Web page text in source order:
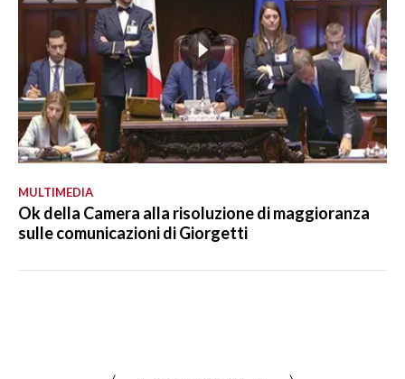
MULTIMEDIA
Ok della Camera alla risoluzione di maggioranza
sulle comunicazioni di Giorgetti